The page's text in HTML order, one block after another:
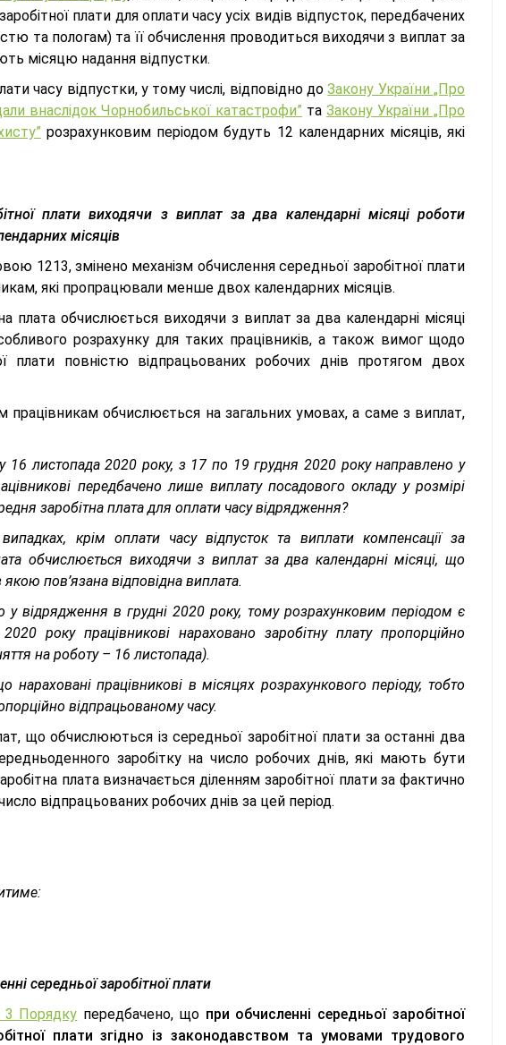
плати для оплати часу усіх видів відпусток, передбачених
та пологам) та її обчислення проводиться виходячи з виплат за
місяцю надання відпустки.
часу відпустки, у тому числі, відповідно доЗакону України „Про
внаслідок Чорнобильської катастрофи” та Закону України „Про
розрахунковим періодом будуть 12 календарних місяців, які
плати виходячи з виплат за два календарні місяці роботи
місяців
1213, змінено механізм обчислення середньої заробітної плати
які пропрацювали менше двох календарних місяців.
плата обчислюється виходячи з виплат за два календарні місяці
розрахунку для таких працівників, а також вимог щодо
плати повністю відпрацьованих робочих днів протягом двох
працівникам обчислюється на загальних умовах, а саме з виплат,
16 листопада 2020 року, з 17 по 19 грудня 2020 року направлено у
передбачено лише виплату посадового окладу у розмірі
заробітна плата для оплати часу відрядження?
крім оплати часу відпусток та виплати компенсації за
обчислюється виходячи з виплат за два календарні місяці, що
пов’язана відповідна виплата.
у відрядження в грудні 2020 року, тому розрахунковим періодом є
року працівникові нараховано заробітну плату пропорційно
на роботу – 16 листопада).
працівникові в місяцях розрахункового періоду, тобто
відпрацьованому часу.
що обчислюються із середньої заробітної плати за останні два
заробітку на число робочих днів, які мають бути
плата визначається діленням заробітної плати за фактично
відпрацьованих робочих днів за цей період.
середньої заробітної плати
3 Порядку передбачено, що при обчисленні середньої заробітної
плати згідно із законодавством та умовами трудового